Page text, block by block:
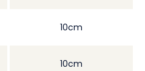
10cm
10cm